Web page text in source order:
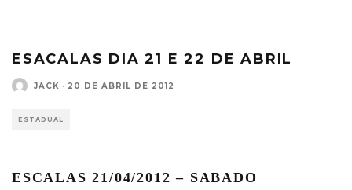
ESACALAS DIA 21 E 22 DE ABRIL
JACK · 20 DE ABRIL DE 2012
ESTADUAL
ESCALAS 21/04/2012 – SABADO